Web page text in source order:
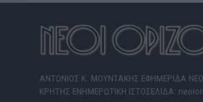
ΑΝΤΩΝΙΟΣ Κ. ΜΟΥΝΤΑΚΗΣ ΕΦΗΜΕΡΙΔΑ
ΚΡΗΤΗΣ ΕΝΗΜΕΡΩΤΙΚΗ ΙΣΤΟΣΕΛΙΔΑ: